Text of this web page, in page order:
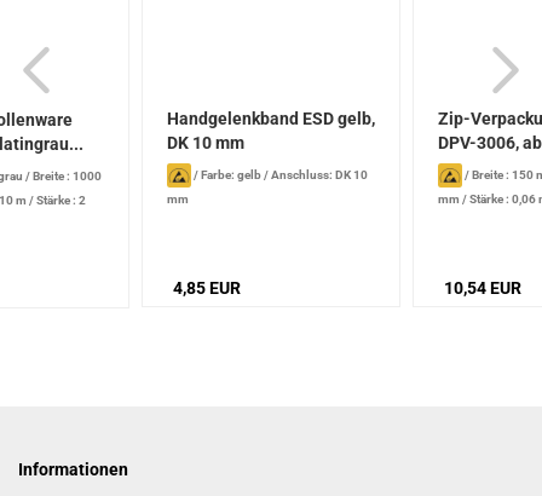
/Breite : 1000
m /Stärke : 2
Handgelenkband ESD gelb,
DK 10 mm
/Farbe: gelb/Anschluss: DK 10
mm
4,85 EUR
Zip-
DPV-3006,
/Breite : 150
mm /Stärke : 0,06
10,54 EUR
Informationen